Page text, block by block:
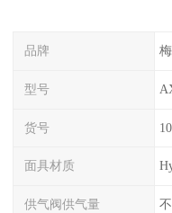
品牌
型号
货号
面具材质
供气阀供气量